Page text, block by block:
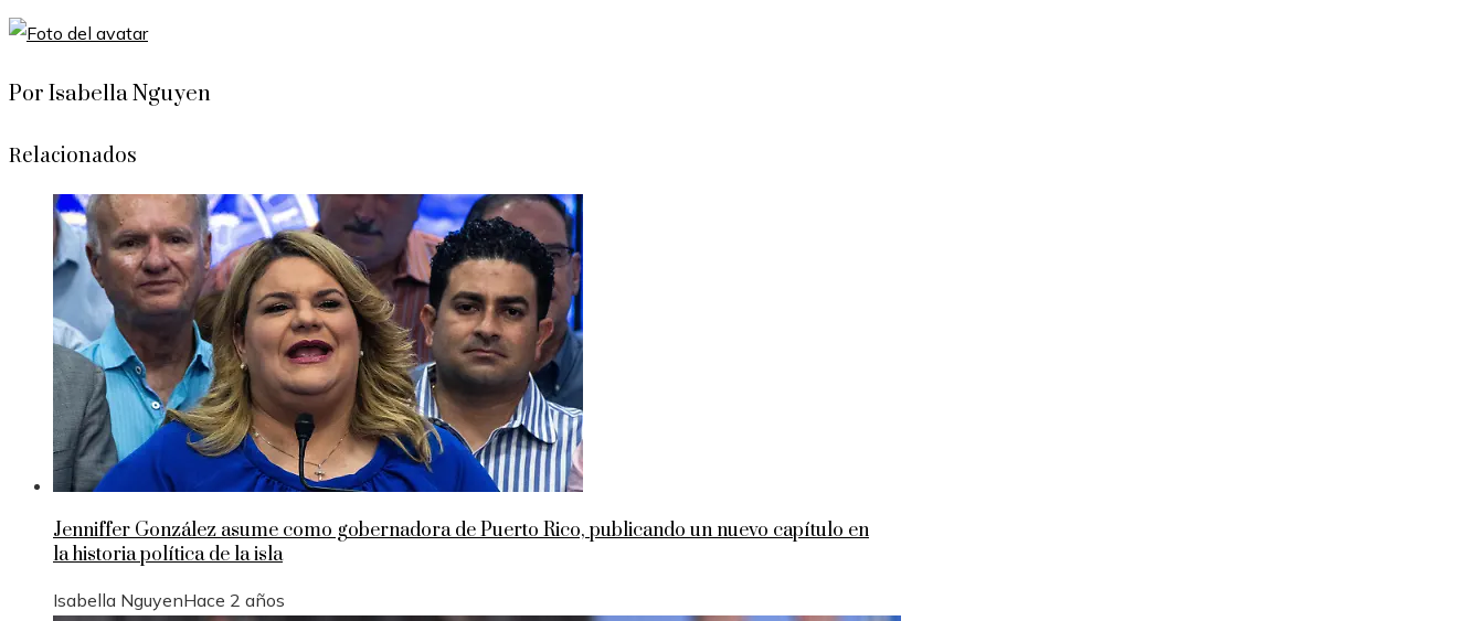
Por Isabella Nguyen
Relacionados
Jenniffer González asume como gobernadora de Puerto Rico, publicando un nuevo capítulo en
la historia política de la isla
Isabella NguyenHace 2 años